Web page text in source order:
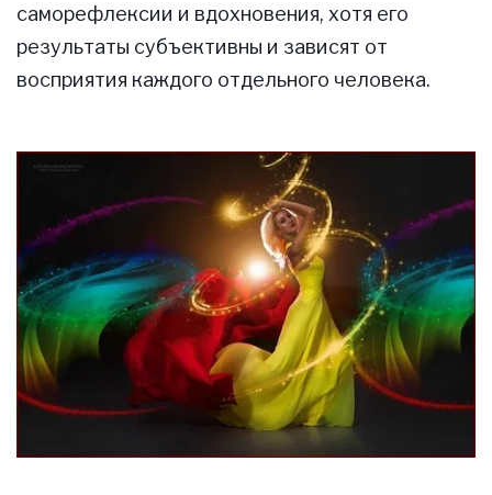
саморефлексии и вдохновения, хотя его
результаты субъективны и зависят от
восприятия каждого отдельного человека.